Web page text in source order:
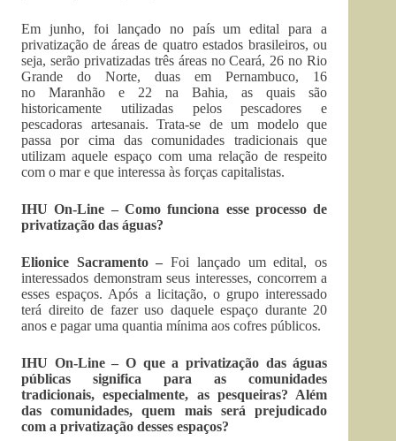
Em junho, foi lançado no país um edital para a
privatização de áreas de quatro estados brasileiros, ou
seja, serão privatizadas três áreas no Ceará, 26 no Rio
Grande do Norte, duas em Pernambuco, 16
no Maranhão e 22 na Bahia, as quais são
historicamente utilizadas pelos pescadores e
pescadoras artesanais. Trata-se de um modelo que
passa por cima das comunidades tradicionais que
utilizam aquele espaço com uma relação de respeito
com o mar e que interessa às forças capitalistas.
IHU On-Line – Como funciona esse processo de
privatização das águas?
Elionice Sacramento – Foi lançado um edital, os
interessados demonstram seus interesses, concorrem a
esses espaços. Após a licitação, o grupo interessado
terá direito de fazer uso daquele espaço durante 20
anos e pagar uma quantia mínima aos cofres públicos.
IHU On-Line – O que a privatização das águas
públicas significa para as comunidades
tradicionais, especialmente, as pesqueiras? Além
das comunidades, quem mais será prejudicado
com a privatização desses espaços?